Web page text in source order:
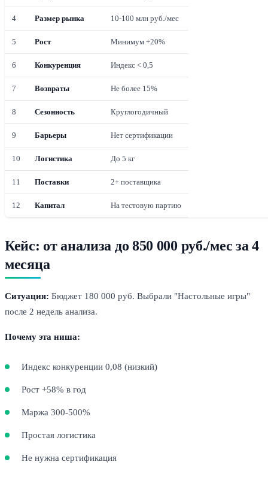
4 Размер рынка 10-100 млн руб./мес
5 Рост Минимум +20%
6 Конкуренция Индекс < 0,5
7 Возвраты Не более 15%
8 Сезонность Круглогодичный
9 Барьеры Нет сертификации
10 Логистика До 5 кг
11 Поставки 2+ поставщика
12 Капитал На тестовую партию
Кейс: от анализа до 850 000 руб./мес за 4
месяца
Ситуация: Бюджет 180 000 руб. Выбрали "Настольные игры"
после 2 недель анализа.
Почему эта ниша:
Индекс конкуренции 0,08 (низкий)
Рост +58% в год
Маржа 300-500%
Простая логистика
Не нужна сертификация